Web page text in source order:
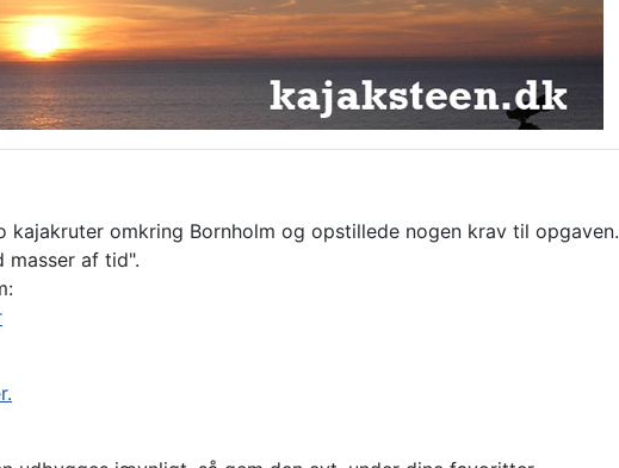
omkring Bornholm og opstillede nogen krav til opgaven.
af tid".